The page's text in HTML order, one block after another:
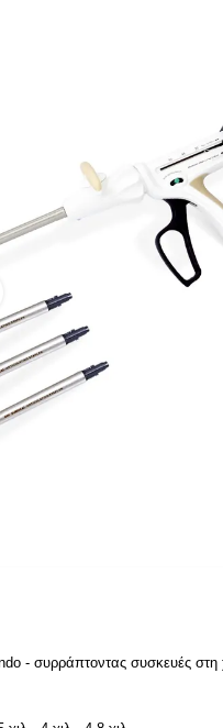
- συρράπτοντας συσκευές στη